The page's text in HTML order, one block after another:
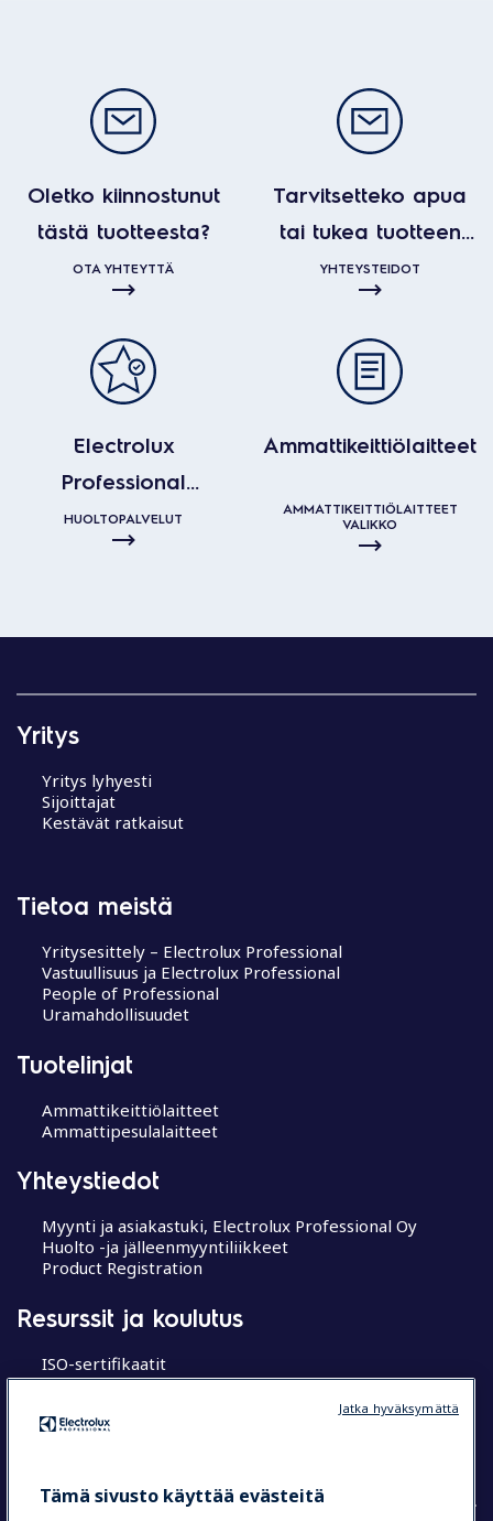
Oletko kiinnostunut
tästä tuotteesta?
OTA YHTEYTTÄ
Tarvitsetteko apua
tai tukea tuotteen
kanssa?
YHTEYSTEIDOT
Electrolux
Professional
huoltopalvelut
HUOLTOPALVELUT
Ammattikeittiölaitteet
AMMATTIKEITTIÖLAITTEET
VALIKKO
Yritys
Yritys lyhyesti
Sijoittajat
Kestävät ratkaisut
Tietoa meistä
Yritysesittely – Electrolux Professional
Vastuullisuus ja Electrolux Professional
People of Professional
Uramahdollisuudet
Tuotelinjat
Ammattikeittiölaitteet
Ammattipesulalaitteet
Yhteystiedot
Myynti ja asiakastuki, Electrolux Professional Oy
Huolto -ja jälleenmyyntiliikkeet
Product Registration
Resurssit ja koulutus
ISO-sertifikaatit
MyProfessional
Chef’s Hub
Tämä sivusto käyttää evästeitä
Jatka hyväksymättä